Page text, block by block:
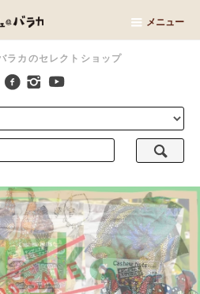
ラカのセレクトショップ
メニュー